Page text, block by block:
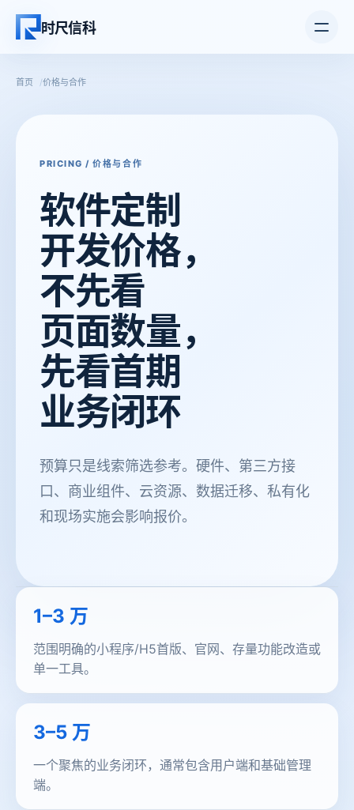
时尺信科 打开主
首页 价格与合作
PRICING / 价格与合作
软件定制
开发价格，
不先看
页面数量，
先看首期
业务闭环
预算只是线索筛选参考。硬件、第三方接
口、商业组件、云资源、数据迁移、私有化
和现场实施会影响报价。
1–3 万
范围明确的小程序/H5首版、官网、存量功能改造或
单一工具。
3–5 万
一个聚焦的业务闭环，通常包含用户端和基础管理
端。